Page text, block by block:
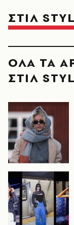
ΣΤΙΛ
ΟΛΑ ΤΑ
ΣΤΙΛ